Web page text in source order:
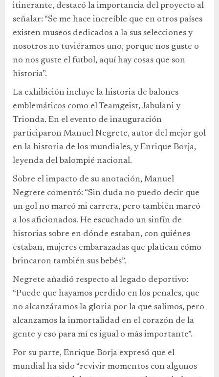
itinerante, destacó la importancia del proyecto al
señalar: “Se me hace increíble que en otros países
existen museos dedicados a la sus selecciones y
nosotros no tuviéramos uno, porque nos guste o
no nos guste el futbol, aquí hay cosas que son
historia”.
La exhibición incluye la historia de balones
emblemáticos como el Teamgeist, Jabulani y
Trionda. En el evento de inauguración
participaron Manuel Negrete, autor del mejor gol
en la historia de los mundiales, y Enrique Borja,
leyenda del balompié nacional.
Sobre el impacto de su anotación, Manuel
Negrete comentó: “Sin duda no puedo decir que
un gol no marcó mi carrera, pero también marcó
a los aficionados. He escuchado un sinfín de
historias sobre en dónde estaban, con quiénes
estaban, mujeres embarazadas que platican cómo
brincaron también sus bebés”.
Negrete añadió respecto al legado deportivo:
“Puede que hayamos perdido en los penales, que
no alcanzáramos la gloria por la que salimos, pero
alcanzamos la inmortalidad en el corazón de la
gente y eso para mí es igual o más importante”.
Por su parte, Enrique Borja expresó que el
mundial ha sido “revivir momentos con algunos